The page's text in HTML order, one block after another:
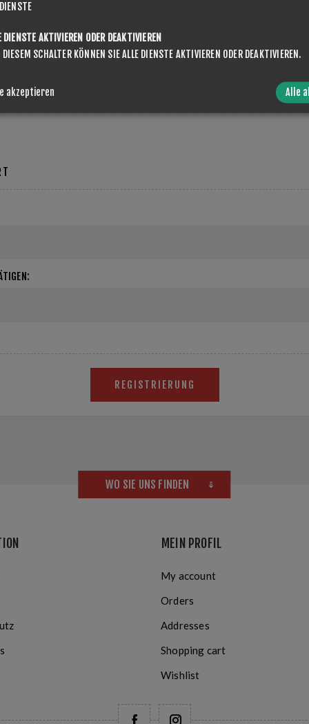
REGISTRIERUNG
WO SIE UNS FINDEN
MEIN PROFIL
My account
Orders
Addresses
Shopping cart
Wishlist
DIENSTE
DIENSTE AKTIVIEREN ODER DEAKTIVIEREN
SCHALTER KÖNNEN SIE ALLE DIENSTE AKTIVIEREN ODER DEAKTIVIEREN.
akzeptieren Alle